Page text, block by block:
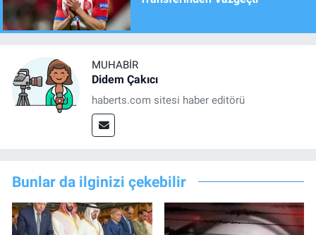
MUHABIR
Didem Çakıcı
haberts.com sitesi haber editörü
Bunlar da ilginizi çekebilir